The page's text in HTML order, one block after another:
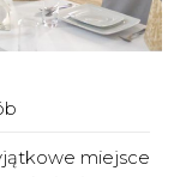
miejsce